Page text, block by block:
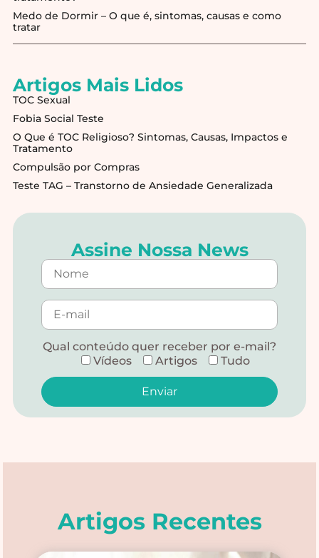
Medo de Dormir – O que é, sintomas, causas e como
tratar
Artigos Mais Lidos
TOC Sexual
Fobia Social Teste
O Que é TOC Religioso? Sintomas, Causas, Impactos e
Tratamento
Compulsão por Compras
Teste TAG – Transtorno de Ansiedade Generalizada
Assine Nossa News
Qual conteúdo quer receber por e-mail?
Vídeos
Artigos Tudo
Artigos Recentes